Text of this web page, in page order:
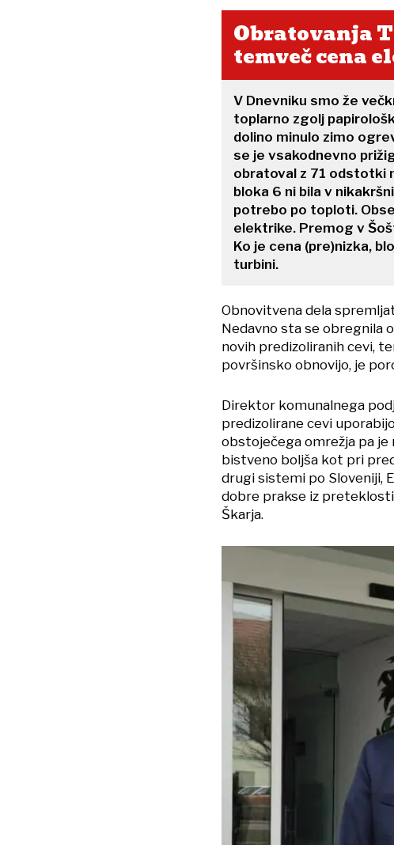
Obratovanja
temveč cena
V Dnevniku smo že
toplarno zgolj
dolino minulo zimo
se je vsakodnevno
obratoval z 71 odstotki
bloka 6 ni bila v
potrebo po toploti.
elektrike. Premog v
Ko je cena (pre)nizka,
turbini.
Obnovitvena dela
Nedavno sta se obregnila
novih predizoliranih cevi,
površinsko obnovijo, je
Direktor komunalnega
predizolirane cevi
obstoječega omrežja pa je
bistveno boljša kot pri
drugi sistemi po Sloveniji,
dobre prakse iz
Škarja.